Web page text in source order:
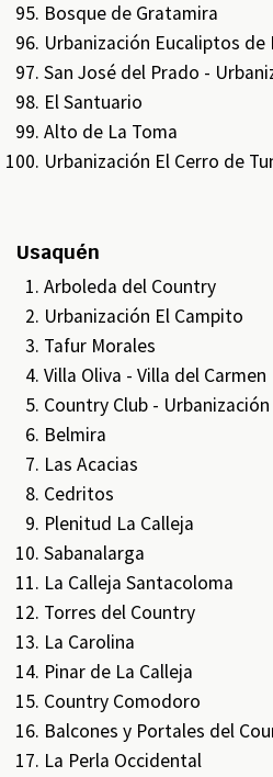
Bosque de Gratamira
Urbanización Eucaliptos de
San José del Prado -
El Santuario
Alto de La Toma
Urbanización El Cerro de
Usaquén
Arboleda del Country
Urbanización El Campito
Tafur Morales
Villa Oliva - Villa del Carmen
Country Club -
Belmira
Las Acacias
Cedritos
Plenitud La Calleja
Sabanalarga
La Calleja Santacoloma
Torres del Country
La Carolina
Pinar de La Calleja
Country Comodoro
Balcones y Portales del
La Perla Occidental